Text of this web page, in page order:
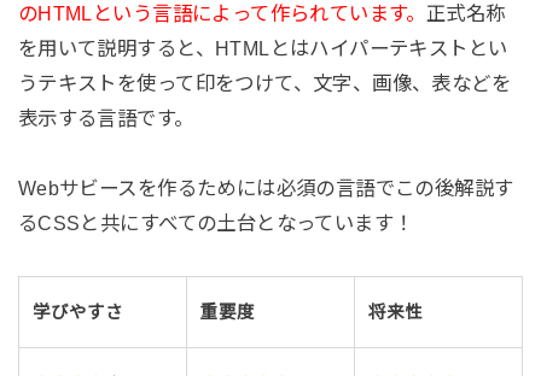
のHTMLという言語によって作られています。 正式名称
を用いて説明すると、HTMLとはハイパーテキストとい
うテキストを使って印をつけて、文字、画像、表などを
表示する言語です。
Webサビースを作るためには必須の言語でこの後解説す
るCSSと共にすべての土台となっています！
学びやすさ 重要度 将来性